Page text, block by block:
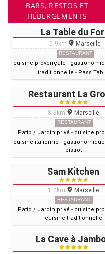
BARS, RESTOS ET
HÉBERGEMENTS
La Table du
0.9km Marseille
RESTAURANT
cuisine provençale -
traditionnelle - Pass
Restaurant La
8.6km Marseille
RESTAURANT
Patio / Jardin privé - cuisine
cuisine italienne - gastronomique
bistrot
Sam Kitchen
1.4km Marseille
RESTAURANT
Patio / Jardin privé - cuisine
cuisine traditionnelle
La Cave à